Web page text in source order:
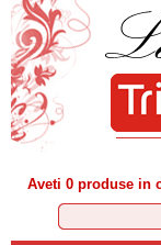
Aveti 0 produse in